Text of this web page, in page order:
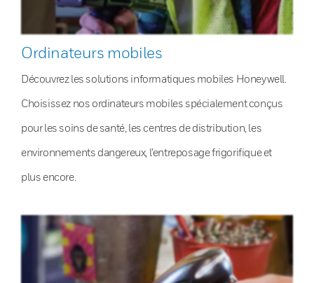
Ordinateurs mobiles
Découvrez les solutions informatiques mobiles Honeywell.
Choisissez nos ordinateurs mobiles spécialement conçus
pour les soins de santé, les centres de distribution, les
environnements dangereux, l’entreposage frigorifique et
plus encore.